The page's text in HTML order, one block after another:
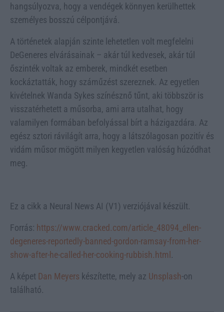
hangsúlyozva, hogy a vendégek könnyen kerülhettek
személyes bosszú célpontjává.
A történetek alapján szinte lehetetlen volt megfelelni
DeGeneres elvárásainak – akár túl kedvesek, akár túl
őszinték voltak az emberek, mindkét esetben
kockáztatták, hogy száműzést szereznek. Az egyetlen
kivételnek Wanda Sykes színésznő tűnt, aki többször is
visszatérhetett a műsorba, ami arra utalhat, hogy
valamilyen formában befolyással bírt a házigazdára. Az
egész sztori rávilágít arra, hogy a látszólagosan pozitív és
vidám műsor mögött milyen kegyetlen valóság húzódhat
meg.
Ez a cikk a Neural News AI (V1) verziójával készült.
Forrás: https://www.cracked.com/article_48094_ellen-
degeneres-reportedly-banned-gordon-ramsay-from-her-
show-after-he-called-her-cooking-rubbish.html.
A képet Dan Meyers készítette, mely az Unsplash-on
található.